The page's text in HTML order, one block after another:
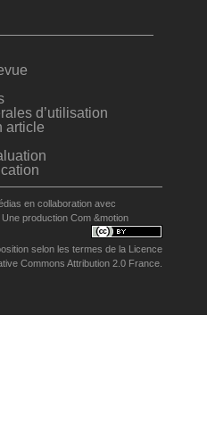
d’utilisation
article
en collaboration avec
Une production Com &motion
selon les termes de la
Licence
Commons Attribution 2.0 France